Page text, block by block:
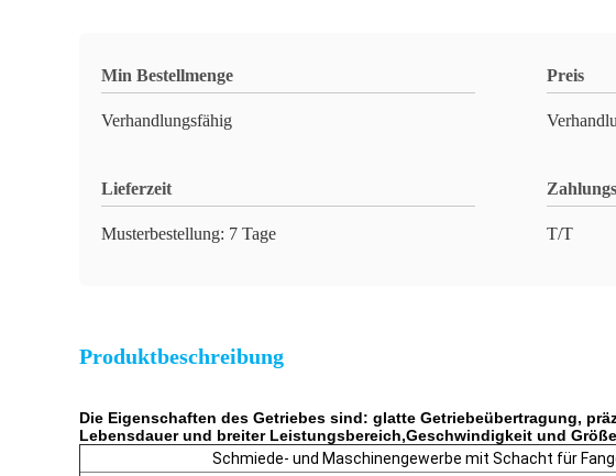
Min Bestellmenge
Verhandlungsfähig
Preis
Lieferzeit
Musterbestellung: 7 Tage T/T
Produktbeschreibung
Die Eigenschaften des Getriebes sind: glatte Getriebeübertragung,
Lebensdauer und breiter Leistungsbereich,Geschwindigkeit und
Schmiede- und Maschinengewerbe mit Schacht für